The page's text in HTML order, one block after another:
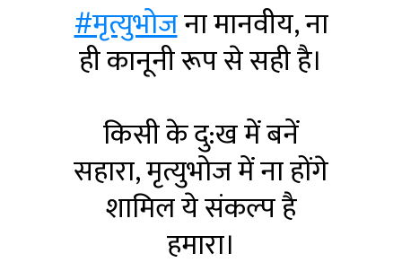
#मृत्युभोजना मानवीय, ना
ही कानूनी रूप से सही है।
किसी के दु:ख में बनें
सहारा, मृत्युभोज में ना होंगे
शामिल ये संकल्प है
हमारा।